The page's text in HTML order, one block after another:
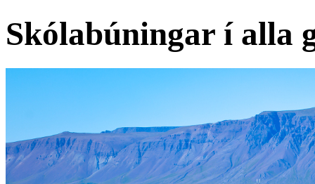
Skólabúningar í alla